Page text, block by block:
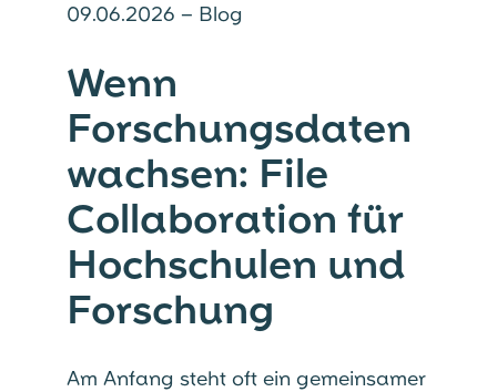
09.06.2026 – Blog
Wenn
Forschungsdaten
wachsen: File
Collaboration für
Hochschulen und
Forschung
Am Anfang steht oft ein gemeinsamer